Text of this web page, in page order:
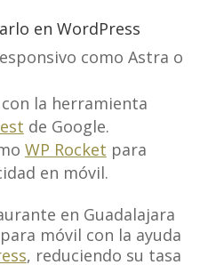
en WordPress
como Astra o
la herramienta
de Google.
WP Rocket para
en móvil.
en Guadalajara
móvil con la ayuda
, reduciendo su tasa